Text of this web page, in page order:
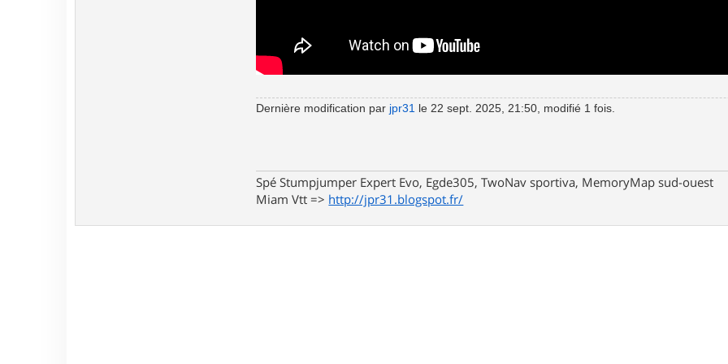
Dernière modification par jpr31 le 22 sept. 2025, 21:50, modifié 1 fois.
Spé Stumpjumper Expert Evo, Egde305, TwoNav sportiva, MemoryMap sud-ouest
Miam Vtt => http://jpr31.blogspot.fr/